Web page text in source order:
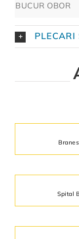
BUCUR OBOR
PLECARI
Spital